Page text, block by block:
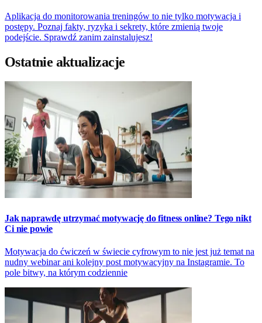
Aplikacja do monitorowania treningów to nie tylko motywacja i
postępy. Poznaj fakty, ryzyka i sekrety, które zmienią twoje
podejście. Sprawdź zanim zainstalujesz!
Ostatnie aktualizacje
Jak naprawdę utrzymać motywację do fitness online? Tego nikt
Ci nie powie
Motywacja do ćwiczeń w świecie cyfrowym to nie jest już temat na
nudny webinar ani kolejny post motywacyjny na Instagramie. To
pole bitwy, na którym codziennie